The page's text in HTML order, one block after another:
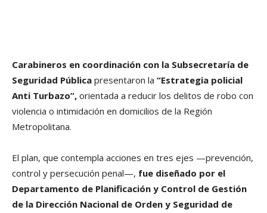
Carabineros en coordinación con la Subsecretaría de
Seguridad Pública presentaron la “Estrategia policial
Anti Turbazo”, orientada a reducir los delitos de robo con
violencia o intimidación en domicilios de la Región
Metropolitana.
El plan, que contempla acciones en tres ejes —prevención,
control y persecución penal—, fue diseñado por el
Departamento de Planificación y Control de Gestión
de la Dirección Nacional de Orden y Seguridad de